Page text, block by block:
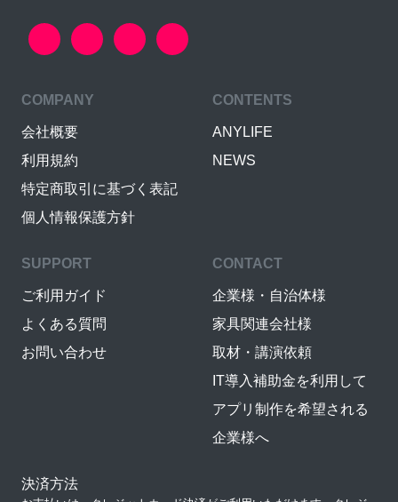
COMPANY
会社概要
利用規約
特定商取引に基づく表記
個人情報保護方針
CONTENTS
ANYLIFE
NEWS
SUPPORT
ご利用ガイド
よくある質問
お問い合わせ
CONTACT
企業様・自治体様
家具関連会社様
取材・講演依頼
IT導入補助金を利用して
アプリ制作を希望される
企業様へ
決済方法